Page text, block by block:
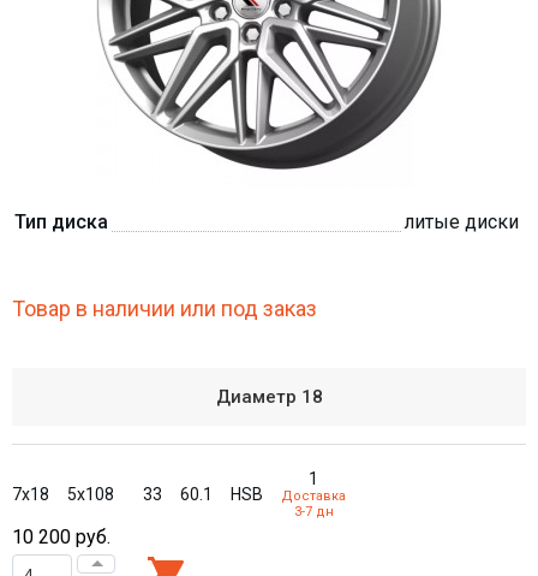
Тип диска литые диски
Товар в наличии или под заказ
Диаметр 18
7x18 5x108 33 60.1 HSB
1
Доставка
3-7 дн
10 200 руб.